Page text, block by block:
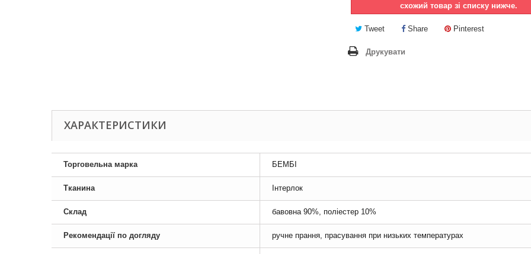
схожий товар зі списку нижче.
Tweet Share Pinterest
Друкувати
ХАРАКТЕРИСТИКИ
Торговельна марка БЕМБІ
Тканина Інтерлок
Склад бавовна 90%, поліестер 10%
Рекомендації по догляду ручне прання, прасування при низьких температурах